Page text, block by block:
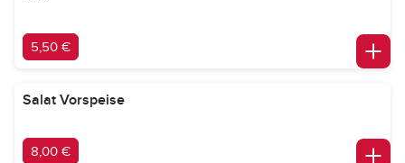
5,50 €
Salat Vorspeise
8,00 €